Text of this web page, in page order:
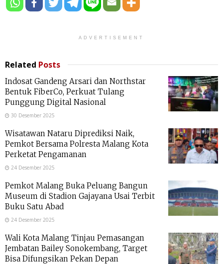
ADVERTISEMENT
Related Posts
Indosat Gandeng Arsari dan Northstar
Bentuk FiberCo, Perkuat Tulang
Punggung Digital Nasional
30 Desember 2025
Wisatawan Nataru Diprediksi Naik,
Pemkot Bersama Polresta Malang Kota
Perketat Pengamanan
24 Desember 2025
Pemkot Malang Buka Peluang Bangun
Museum di Stadion Gajayana Usai Terbit
Buku Satu Abad
24 Desember 2025
Wali Kota Malang Tinjau Pemasangan
Jembatan Bailey Sonokembang, Target
Bisa Difungsikan Pekan Depan